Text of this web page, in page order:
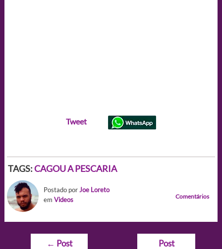
Tweet
TAGS:CAGOU A PESCARIA
Postado porJoe Loreto
em Videos Comentários
Navegação
← Post
Post